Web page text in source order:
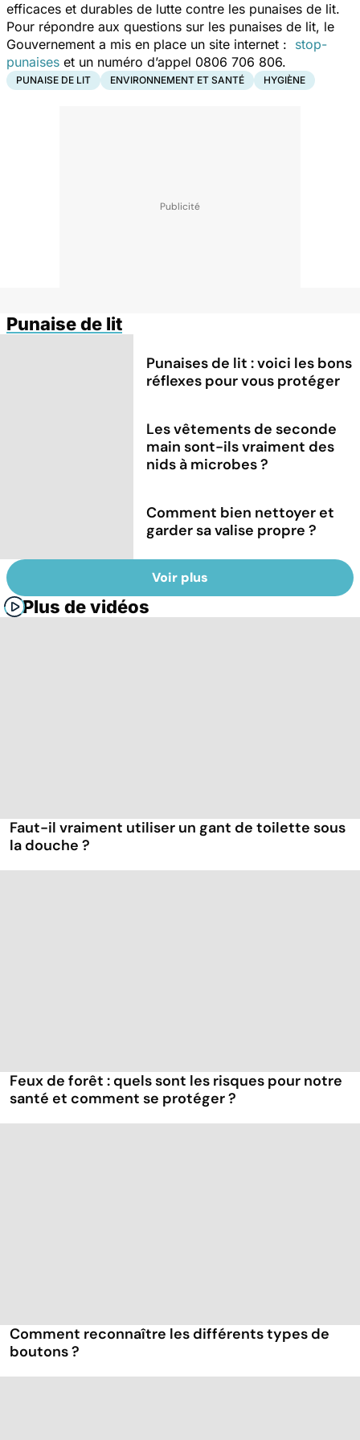
efficaces et durables de lutte contre les punaises de lit.
Pour répondre aux questions sur les punaises de lit, le
Gouvernement a mis en place un site internet : stop-
punaises et un numéro d’appel 0806 706 806.
PUNAISE DE LIT ENVIRONNEMENT ET SANTÉ HYGIÈNE
Punaise de lit
Punaises de lit : voici les bons
réflexes pour vous protéger
Les vêtements de seconde
main sont-ils vraiment des
nids à microbes ?
Comment bien nettoyer et
garder sa valise propre ?
Voir plus
Plus de vidéos
Faut-il vraiment utiliser un gant de toilette sous
la douche ?
Feux de forêt : quels sont les risques pour notre
santé et comment se protéger ?
Comment reconnaître les différents types de
boutons ?